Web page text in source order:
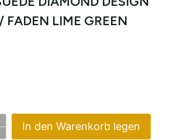
FADEN LIME GREEN
In den Warenkorb legen